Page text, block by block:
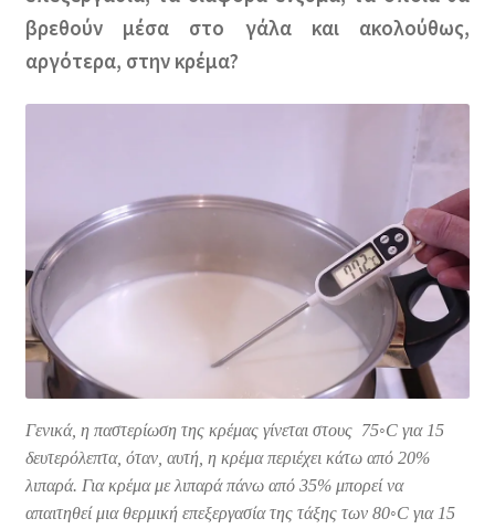
βρεθούν μέσα στο γάλα και ακολούθως,
αργότερα, στην κρέμα?
Γενικά, η παστερίωση της κρέμας γίνεται στους 75◦C για 15
δευτερόλεπτα, όταν, αυτή, η κρέμα περιέχει κάτω από 20%
λιπαρά. Για κρέμα με λιπαρά πάνω από 35% μπορεί να
απαιτηθεί μια θερμική επεξεργασία της τάξης των 80◦C για 15